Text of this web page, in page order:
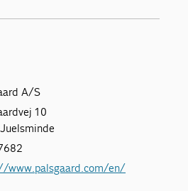
A/S
10
www.palsgaard.com/en/